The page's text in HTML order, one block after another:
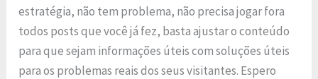
estratégia, não tem problema, não precisa jogar fora
todos posts que você já fez, basta ajustar o conteúdo
para que sejam informações úteis com soluções úteis
para os problemas reais dos seus visitantes. Espero